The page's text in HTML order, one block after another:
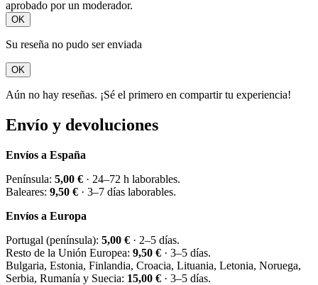
aprobado por un moderador.
OK
Su reseña no pudo ser enviada
OK
Aún no hay reseñas. ¡Sé el primero en compartir tu experiencia!
Envío y devoluciones
Envíos a España
Península: 5,00 € · 24–72 h laborables.
Baleares: 9,50 € · 3–7 días laborables.
Envíos a Europa
Portugal (península): 5,00 € · 2–5 días.
Resto de la Unión Europea: 9,50 € · 3–5 días.
Bulgaria, Estonia, Finlandia, Croacia, Lituania, Letonia, Noruega,
Serbia, Rumanía y Suecia: 15,00 € · 3–5 días.